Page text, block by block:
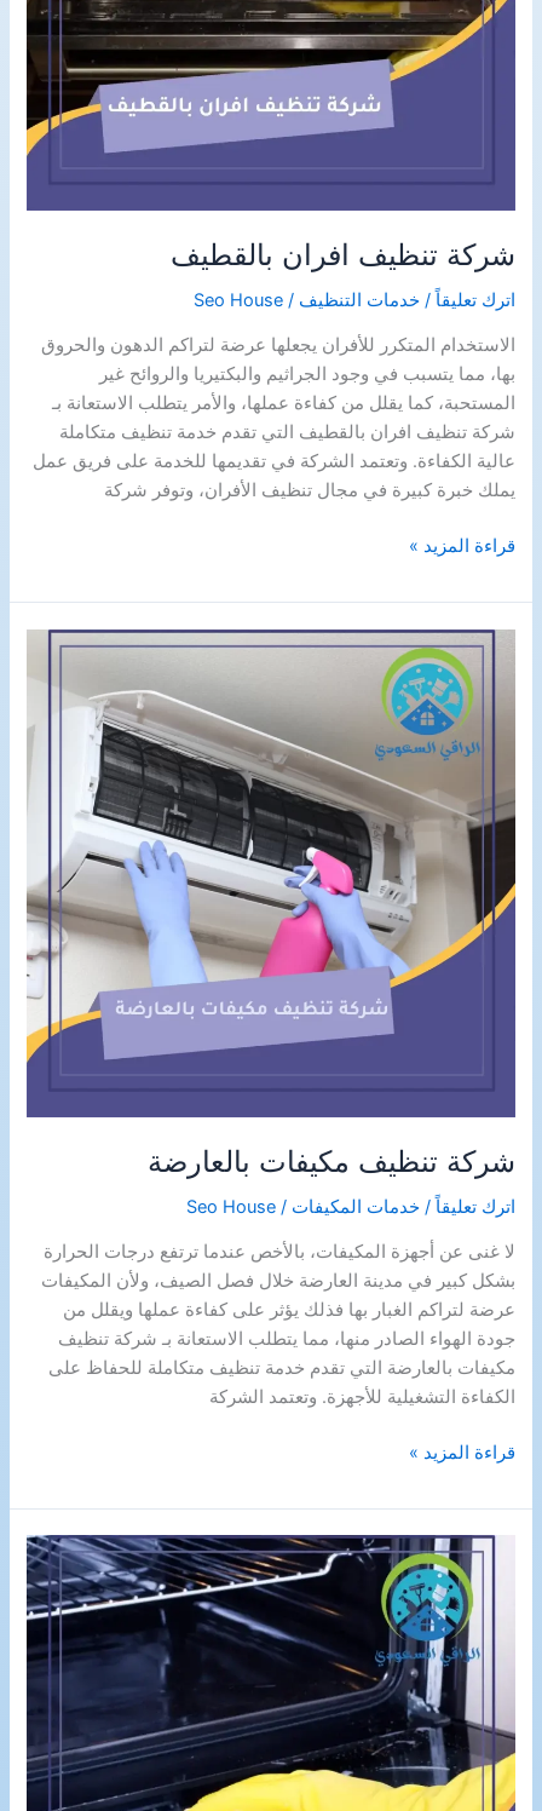
شركة تنظيف افران بالقطيف
اترك تعليقاً /خدمات التنظيف /
Seo House
الاستخدام المتكرر للأفران يجعلها عرضة لتراكم الدهون والحروق
بها، مما يتسبب في وجود الجراثيم والبكتيريا والروائح غير
المستحبة، كما يقلل من كفاءة عملها، والأمر يتطلب الاستعانة بـ
شركة تنظيف افران بالقطيف التي تقدم خدمة تنظيف متكاملة
عالية الكفاءة. وتعتمد الشركة في تقديمها للخدمة على فريق عمل
يملك خبرة كبيرة في مجال تنظيف الأفران، وتوفر شركة
شركة
افران
بالقطيف
قراءة المزيد »
شركة تنظيف مكيفات بالعارضة
اترك تعليقاً /خدمات المكيفات /
Seo House
لا غنى عن أجهزة المكيفات، بالأخص عندما ترتفع درجات الحرارة
بشكل كبير في مدينة العارضة خلال فصل الصيف، ولأن المكيفات
عرضة لتراكم الغبار بها فذلك يؤثر على كفاءة عملها ويقلل من
جودة الهواء الصادر منها، مما يتطلب الاستعانة بـ شركة تنظيف
مكيفات بالعارضة التي تقدم خدمة تنظيف متكاملة للحفاظ على
الكفاءة التشغيلية للأجهزة. وتعتمد الشركة
شركة
مكيفات
بالعارضة
قراءة المزيد »